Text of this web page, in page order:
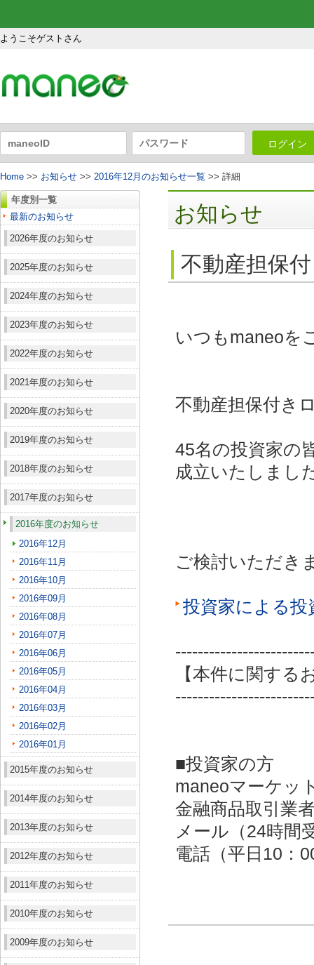
ようこそゲストさん
ログイン
Home >> お知らせ >> 2016年12月のお知らせ一覧 >> 詳細
年度別一覧
最新のお知らせ
2026年度のお知らせ
2025年度のお知らせ
2024年度のお知らせ
2023年度のお知らせ
2022年度のお知らせ
2021年度のお知らせ
2020年度のお知らせ
2019年度のお知らせ
2018年度のお知らせ
2017年度のお知らせ
2016年度のお知らせ
2016年12月
2016年11月
2016年10月
2016年09月
2016年08月
2016年07月
2016年06月
2016年05月
2016年04月
2016年03月
2016年02月
2016年01月
2015年度のお知らせ
2014年度のお知らせ
2013年度のお知らせ
2012年度のお知らせ
2011年度のお知らせ
2010年度のお知らせ
2009年度のお知らせ
お知らせ
不動産担保
いつもmaneoを
不動産担保付き
45名の投資家の
成立いたしまし
ご検討いただき
投資家による
【本件に関する
■投資家の方
maneoマーケッ
金融商品取引業
メール（24時間
電話（平日10：